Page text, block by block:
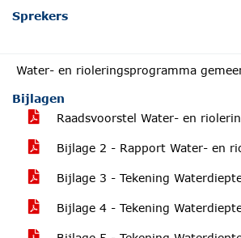
Sprekers
Water- en rioleringsprogramma
Bijlagen
Raadsvoorstel Water- en
Bijlage 2 - Rapport Water- en
Bijlage 3 - Tekening
Bijlage 4 - Tekening